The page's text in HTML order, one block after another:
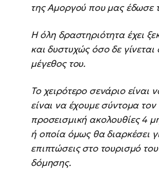
της Αμοργού που μας έδωσε
Η όλη δραστηριότητα έχει
και δυστυχώς όσο δε
μέγεθος του.
Το χειρότερο σενάριο
είναι να έχουμε σύντομα
προσεισμική ακολουθίες 4
ή οποία όμως θα διαρκέσει
επιπτώσεις στο τουρισμό
δόμησης.